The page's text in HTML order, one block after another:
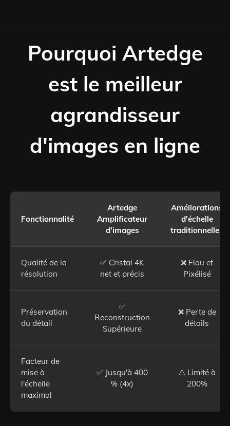
Pourquoi Artedge
est le meilleur
agrandisseur
d'images en ligne
Fonctionnalité
Artedge
Amplificateur
d'images
Améliorations
d'échelle
traditionnelles
Qualité de la
résolution
✅ Cristal 4K
net et précis
❌ Flou et
Pixélisé
Préservation
du détail
✅
Reconstruction
Supérieure
❌ Perte de
détails
Facteur de
mise à
l'échelle
maximal
✅ Jusqu'à 400
% (4x)
⚠️ Limité à
200%